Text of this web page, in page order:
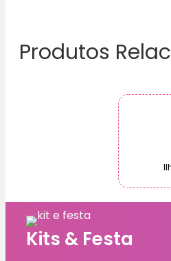
Produtos
Kits & Festa